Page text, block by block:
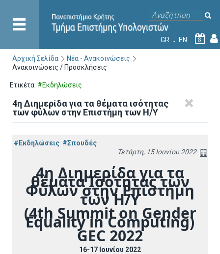
GR EN 8
Αρχική Σελίδα
Νέα - Ανακοινώσεις
Ανακοινώσεις / Προσκλήσεις
Ετικέτα: #Εκδηλώσεις
4η Διημερίδα για τα θέματα ισότητας
των φύλων στην Επιστήμη των Η/Υ
#Εκδηλώσεις #Σπουδές
Τετάρτη, 15 Ιουνίου 2022
4η Διημερίδα για τα
θέματα Ισότητας των
Φύλων στην Επιστήμη
των Η/Υ
(4th Summit on Gender
Equality in Computing)
GEC 2022
16-17 Ιουνίου 2022